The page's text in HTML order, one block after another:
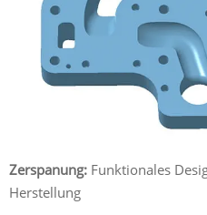
Zerspanung: Funktionales
Herstellung